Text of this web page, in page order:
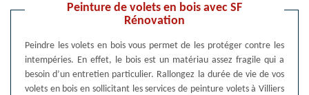
Peinture de volets en bois avec SF
Rénovation
Peindre les volets en bois vous permet de les protéger contre les
intempéries. En effet, le bois est un matériau assez fragile qui a
besoin d’un entretien particulier. Rallongez la durée de vie de vos
volets en bois en sollicitant les services de peinture volets à Villiers